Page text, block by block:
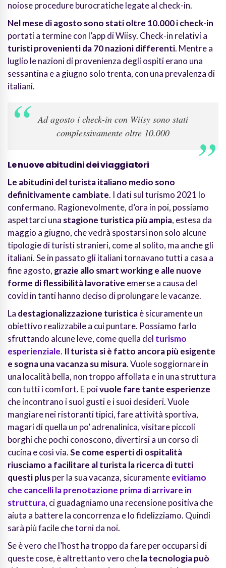
noiose procedure burocratiche legate al check-in.
Nel mese di agosto sono stati oltre 10.000 i check-in
portati a termine con l’app di Wiisy. Check-in relativi a
turisti provenienti da 70 nazioni differenti. Mentre a
luglio le nazioni di provenienza degli ospiti erano una
sessantina e a giugno solo trenta, con una prevalenza di
italiani.
Ad agosto i check-in con Wiisy sono stati
complessivamente oltre 10.000
Le nuove abitudini dei viaggiatori
Le abitudini del turista italiano medio sono
definitivamente cambiate. I dati sul turismo 2021 lo
confermano. Ragionevolmente, d’ora in poi, possiamo
aspettarci una stagione turistica più ampia, estesa da
maggio a giugno, che vedrà spostarsi non solo alcune
tipologiedi turisti stranieri, come al solito, ma anche gli
italiani. Se in passato gli italiani tornavano tutti a casa a
fine agosto, grazie allo smart working e alle nuove
forme di flessibilità lavorative emerse a causa del
covid in tanti hanno deciso di prolungare le vacanze.
La destagionalizzazione turisticaè sicuramente un
obiettivo realizzabile a cui puntare. Possiamo farlo
sfruttando alcune leve, come quella del turismo
esperienziale. Il turista si è fatto ancora più esigente
e sogna una vacanza su misura. Vuole soggiornare in
una località bella, non troppo affollata e in una struttura
con tutti i comfort. E poivuole fare tante esperienze
che incontrano i suoi gusti e i suoi desideri. Vuole
mangiare nei ristoranti tipici, fare attività sportiva,
magari di quella un po’ adrenalinica, visitare piccoli
borghi che pochi conoscono, divertirsi a un corso di
cucina e così via.Se come esperti di ospitalità
riusciamo a facilitare al turista la ricerca di tutti
questi plusper la sua vacanza, sicuramenteevitiamo
che cancelli la prenotazione prima di arrivare in
struttura, ci guadagniamo una recensione positiva che
aiuta a battere la concorrenza e lo fidelizziamo. Quindi
sarà più facile che torni da noi.
Se è vero che l’host ha troppo da fare per occuparsi di
queste cose, è altrettanto vero chela tecnologia può